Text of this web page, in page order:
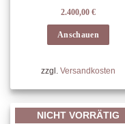
2.400,00 €
Anschauen
zzgl. Versandkosten
NICHT VORRÄTIG